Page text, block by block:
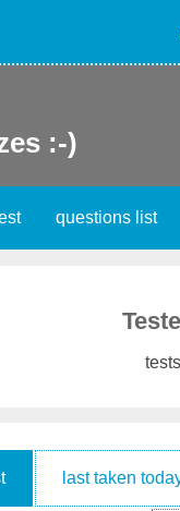
:-)
questions list
last taken